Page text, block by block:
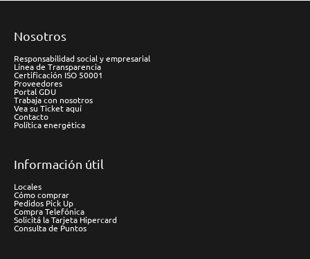
Nosotros
Responsabilidad social y empresarial
Línea de Transparencia
Certificación ISO 50001
Proveedores
Portal GDU
Trabaja con nosotros
Vea su Ticket aquí
Contacto
Política energética
Información útil
Locales
Cómo comprar
Pedidos Pick Up
Compra Telefónica
Solicitá la Tarjeta Hipercard
Consulta de Puntos